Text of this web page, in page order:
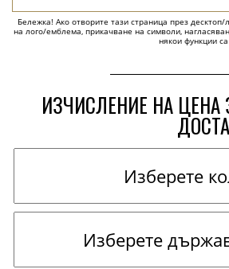
Бележка! Ако отворите тази страница през
на лого/емблема, прикачване на символи,
някои функции
ИЗЧИСЛЕНИЕ НА